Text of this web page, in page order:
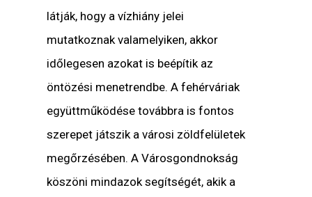
látják, hogy a vízhiány jelei
mutatkoznak valamelyiken, akkor
időlegesen azokat is beépítik az
öntözési menetrendbe. A fehérváriak
együttműködése továbbra is fontos
szerepet játszik a városi zöldfelületek
megőrzésében. A Városgondnokság
köszöni mindazok segítségét, akik a